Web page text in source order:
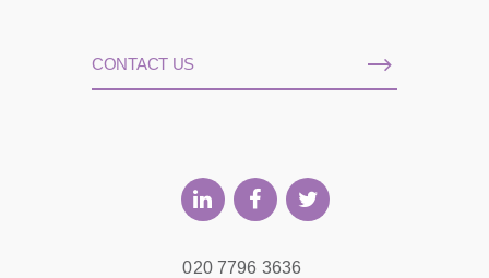
CONTACT US
020 7796 3636